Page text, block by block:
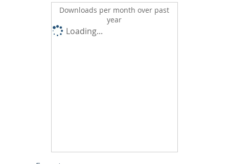
Downloads per month over past
year
Loading...